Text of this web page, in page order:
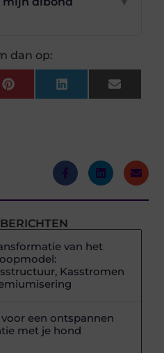
dan op:
PinterestLinkedInEmail
van het
Kasstromen
een ontspannen
met je hond